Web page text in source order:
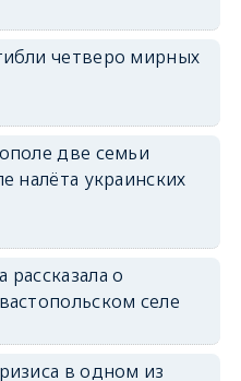
четверо мирных
две семьи
налёта украинских
о
селе
в одном из